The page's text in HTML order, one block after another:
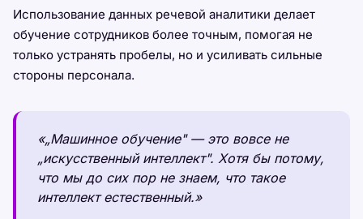
Использование данных речевой аналитики делает
обучение сотрудников более точным, помогая не
только устранять пробелы, но и усиливать сильные
стороны персонала.
«„Машинное обучение" — это вовсе не
„искусственный интеллект". Хотя бы потому,
что мы до сих пор не знаем, что такое
интеллект естественный.»